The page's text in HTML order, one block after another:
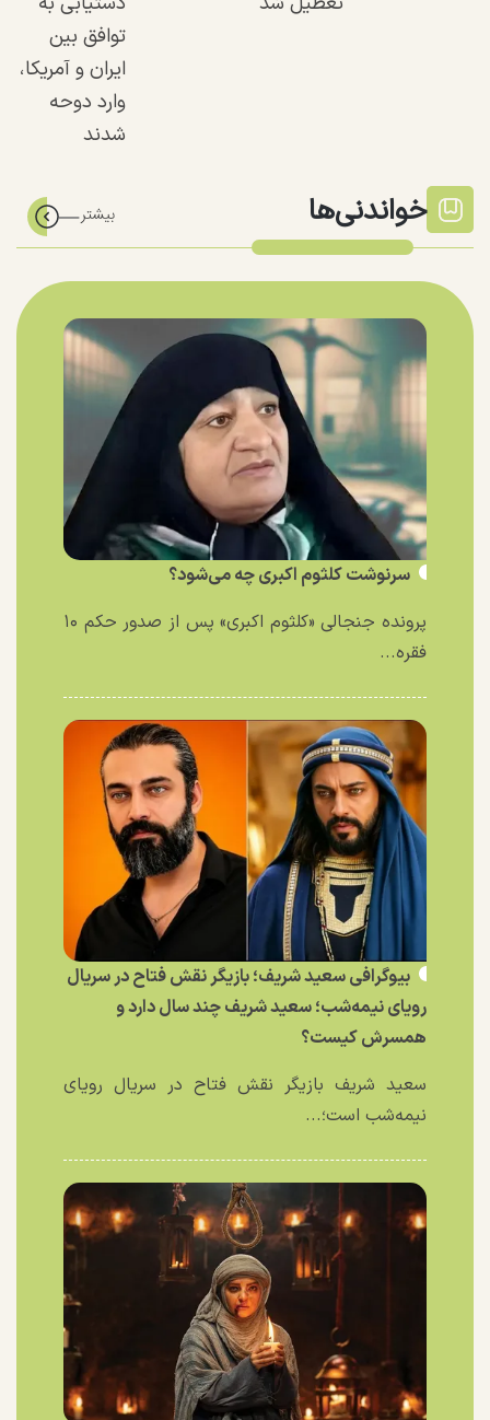
توافق بین
ایران و آمریکا،
وارد دوحه
شدند
خواندنی‌ها
سرنوشت کلثوم اکبری چه می‌شود؟
پرونده جنجالی «کلثوم اکبری» پس از صدور حکم ۱۰
فقره...
بیوگرافی سعید شریف؛ بازیگر نقش فتاح در سریال
رویای نیمه‌شب؛ سعید شریف چند سال دارد و
همسرش کیست؟
سعید شریف بازیگر نقش فتاح در سریال رویای
نیمه‌شب است؛...